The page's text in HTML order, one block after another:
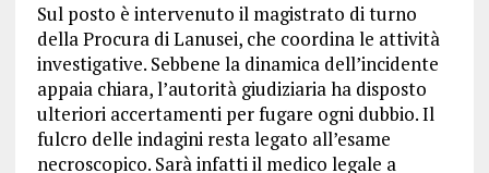
Sul posto è intervenuto il magistrato di turno
della Procura di Lanusei, che coordina le attività
investigative. Sebbene la dinamica dell’incidente
appaia chiara, l’autorità giudiziaria ha disposto
ulteriori accertamenti per fugare ogni dubbio. Il
fulcro delle indagini resta legato all’esame
necroscopico. Sarà infatti il medico legale a